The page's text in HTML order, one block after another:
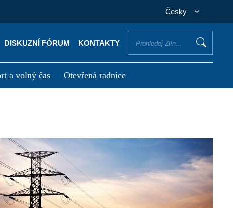
Česky
DISKUZNÍ FÓRUM KONTAKTY
a volný čas Otevřená radnice